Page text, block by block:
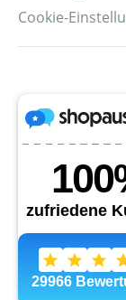
Cookie-